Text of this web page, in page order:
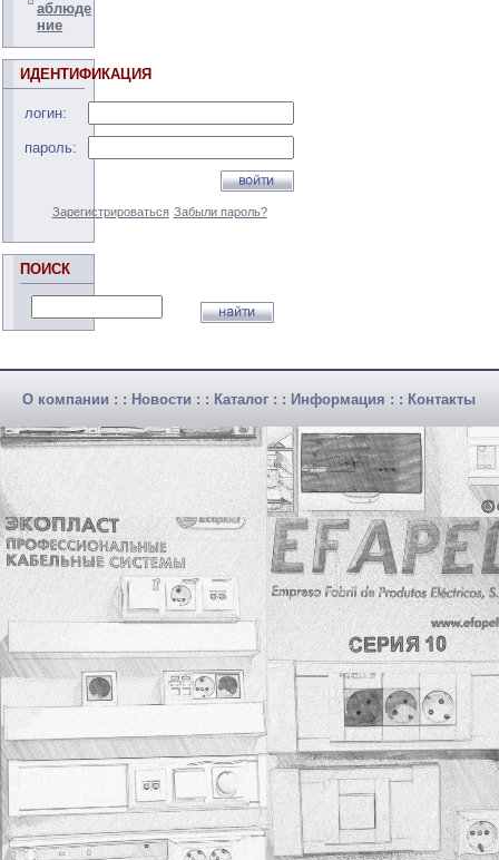
аблюде
ние
ИДЕНТИФИКАЦИЯ
логин:
пароль:
Зарегистрироваться Забыли пароль?
ПОИСК
О компании : : Новости : : Каталог : : Информация : : Контакты